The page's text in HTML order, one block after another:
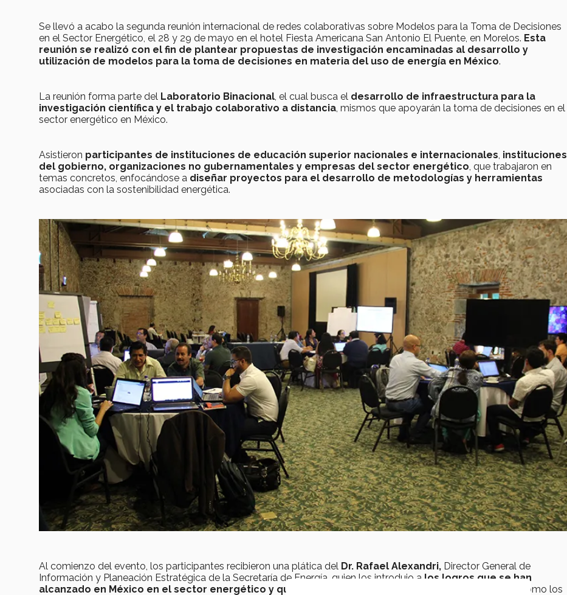
Se llevó a acabo la segunda reunión internacional de redes colaborativas sobre Modelos para la Toma de Decisiones
en el Sector Energético, el 28 y 29 de mayo en el hotel Fiesta Americana San Antonio El Puente, en Morelos. Esta
reunión se realizó con el fin de plantear propuestas de investigación encaminadas al desarrollo y
utilización de modelos para la toma de decisiones en materia del uso de energía en México.
La reunión forma parte del Laboratorio Binacional , el cual busca el desarrollo de infraestructura para la
investigación científica y el trabajo colaborativo a distancia , mismos que apoyarán la toma de decisiones en el
sector energético en México.
Asistieron participantes de instituciones de educación superior nacionales e internacionales instituciones
del gobierno, organizaciones no gubernamentales y empresas del sector energético , que trabajaron en
temas concretos, enfocándose a diseñar proyectos para el desarrollo de metodologías y herramientas
asociadas con la sostenibilidad energética.
Al comienzo del evento, los participantes recibieron una plática del Dr. Rafael Alexandri, Director General de
Información y Planeación Estratégica de la Secretaría de Energía, quien los introdujo a los logros que se han
alcanzado en México en el sector energético y que son derivados de la Reforma Energética
; así como los